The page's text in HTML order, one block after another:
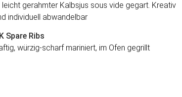
leicht gerahmter Kalbsjus sous vide gegart. Kreativ
individuell abwandelbar
Spare Ribs
würzig-scharf mariniert, im Ofen gegrillt